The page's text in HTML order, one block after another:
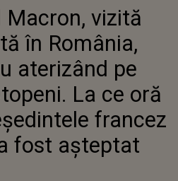
ÎN ROMÂNIA, AVIONUL SĂU
PE AEROPORTUL OTOPENI. LA
PREȘEDINTELE
CINE A FOST AȘTEPTAT
Macron, vizită
în România,
aterizând pe
La ce oră
francez
fost așteptat